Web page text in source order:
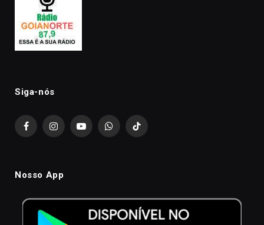
Siga-nós
FacebookInstagramYouTubeWhatsAppTikTok
Nosso App